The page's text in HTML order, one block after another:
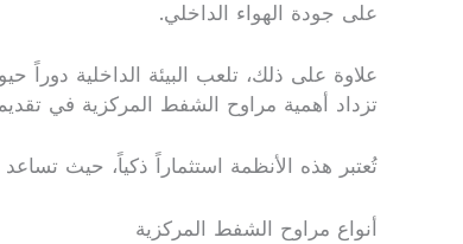
على جودة الهواء الداخلي.
علاوة على ذلك، تلعب البيئة الداخلية دوراً
تزداد أهمية مراوح الشفط المركزية في
تُعتبر هذه الأنظمة استثماراً ذكياً، حيث
أنواع مراوح الشفط المركزية